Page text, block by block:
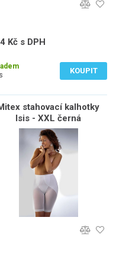
Kč s DPH
KOUPIT
stahovací kalhotky
Isis - XXL černá